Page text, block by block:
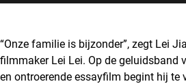
“Onze familie is bijzonder”, zegt Lei
filmmaker Lei Lei. Op de geluidsband
en ontroerende essayfilm begint hij te